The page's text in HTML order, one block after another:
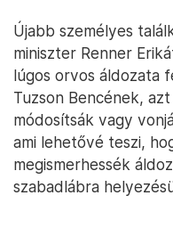
Újabb személyes
miniszter Renner
lúgos orvos áldozata
Tuzson Bencének,
módosítsák vagy
ami lehetővé teszi,
megismerhessék
szabadlábra